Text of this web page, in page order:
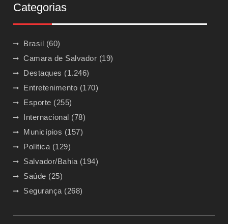
Categorias
Brasil (60)
Camara de Salvador (19)
Destaques (1.246)
Entretenimento (170)
Esporte (255)
Internacional (78)
Municípios (157)
Política (129)
Salvador/Bahia (194)
Saúde (25)
Segurança (268)